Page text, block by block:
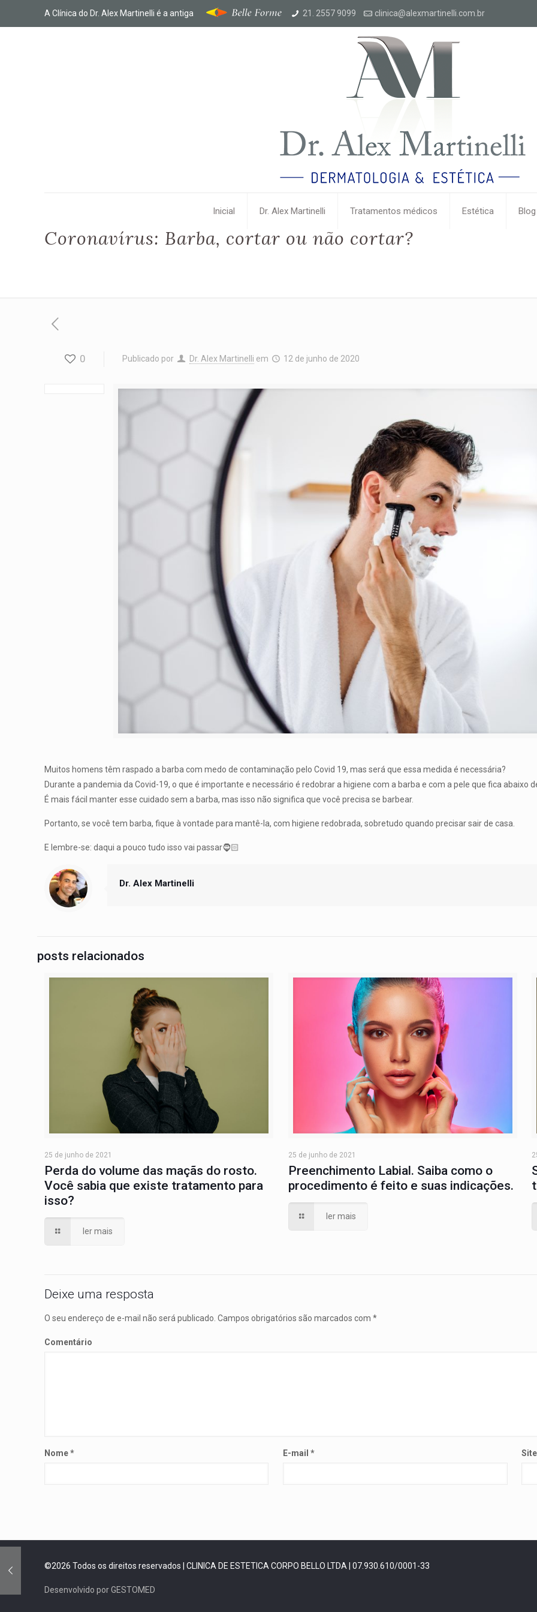
A Clínica do Dr. Alex Martinelli é a antiga 21. 2557 9099 clinica@alexmartinelli.com.br
Inicial Dr. Alex Martinelli Tratamentos médicos Estética Blog
Coronavírus: Barba, cortar ou não cortar?
0 Publicado por Dr. Alex Martinelli em 12 de junho de 2020
Muitos homens têm raspado a barba com medo de contaminação pelo Covid 19, mas será que essa medida é necessária?
Durante a pandemia da Covid-19, o que é importante e necessário é redobrar a higiene com a barba e com a pele que fica abaixo
É mais fácil manter esse cuidado sem a barba, mas isso não significa que você precisa se barbear.
Portanto, se você tem barba, fique à vontade para mantê-la, com higiene redobrada, sobretudo quando precisar sair de casa.
E lembre-se: daqui a pouco tudo isso vai passar🧔🏻
Dr. Alex Martinelli
posts relacionados
25 de junho de 2021
Perda do volume das maçãs do rosto.
Você sabia que existe tratamento para
isso?
ler mais
25 de junho de 2021
Preenchimento Labial. Saiba como o
procedimento é feito e suas indicações.
ler mais
Deixe uma resposta
O seu endereço de e-mail não será publicado. Campos obrigatórios são marcados com*
Comentário
Nome* E-mail* Site
©2026 Todos os direitos reservados | CLINICA DE ESTETICA CORPO BELLO LTDA | 07.930.610/0001-33
Desenvolvido por GESTOMED